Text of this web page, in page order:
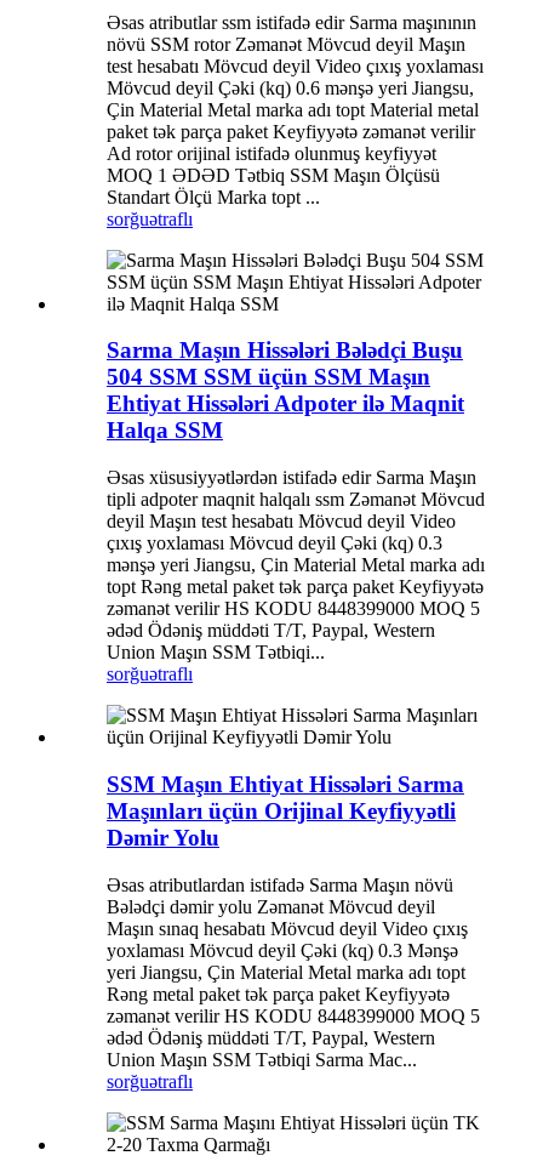
Əsas atributlar ssm istifadə edir Sarma maşınının
növü SSM rotor Zəmanət Mövcud deyil Maşın
test hesabatı Mövcud deyil Video çıxış yoxlaması
Mövcud deyil Çəki (kq) 0.6 mənşə yeri Jiangsu,
Çin Material Metal marka adı topt Material metal
paket tək parça paket Keyfiyyətə zəmanət verilir
Ad rotor orijinal istifadə olunmuş keyfiyyət
MOQ 1 ƏDƏD Tətbiq SSM Maşın Ölçüsü
Standart Ölçü Marka topt ...
sorğuətraflı
Sarma Maşın Hissələri Bələdçi Buşu
504 SSM SSM üçün SSM Maşın
Ehtiyat Hissələri Adpoter ilə Maqnit
Halqa SSM
Əsas xüsusiyyətlərdən istifadə edir Sarma Maşın
tipli adpoter maqnit halqalı ssm Zəmanət Mövcud
deyil Maşın test hesabatı Mövcud deyil Video
çıxış yoxlaması Mövcud deyil Çəki (kq) 0.3
mənşə yeri Jiangsu, Çin Material Metal marka adı
topt Rəng metal paket tək parça paket Keyfiyyətə
zəmanət verilir HS KODU 8448399000 MOQ 5
ədəd Ödəniş müddəti T/T, Paypal, Western
Union Maşın SSM Tətbiqi...
sorğuətraflı
SSM Maşın Ehtiyat Hissələri Sarma
Maşınları üçün Orijinal Keyfiyyətli
Dəmir Yolu
Əsas atributlardan istifadə Sarma Maşın növü
Bələdçi dəmir yolu Zəmanət Mövcud deyil
Maşın sınaq hesabatı Mövcud deyil Video çıxış
yoxlaması Mövcud deyil Çəki (kq) 0.3 Mənşə
yeri Jiangsu, Çin Material Metal marka adı topt
Rəng metal paket tək parça paket Keyfiyyətə
zəmanət verilir HS KODU 8448399000 MOQ 5
ədəd Ödəniş müddəti T/T, Paypal, Western
Union Maşın SSM Tətbiqi Sarma Mac...
sorğuətraflı